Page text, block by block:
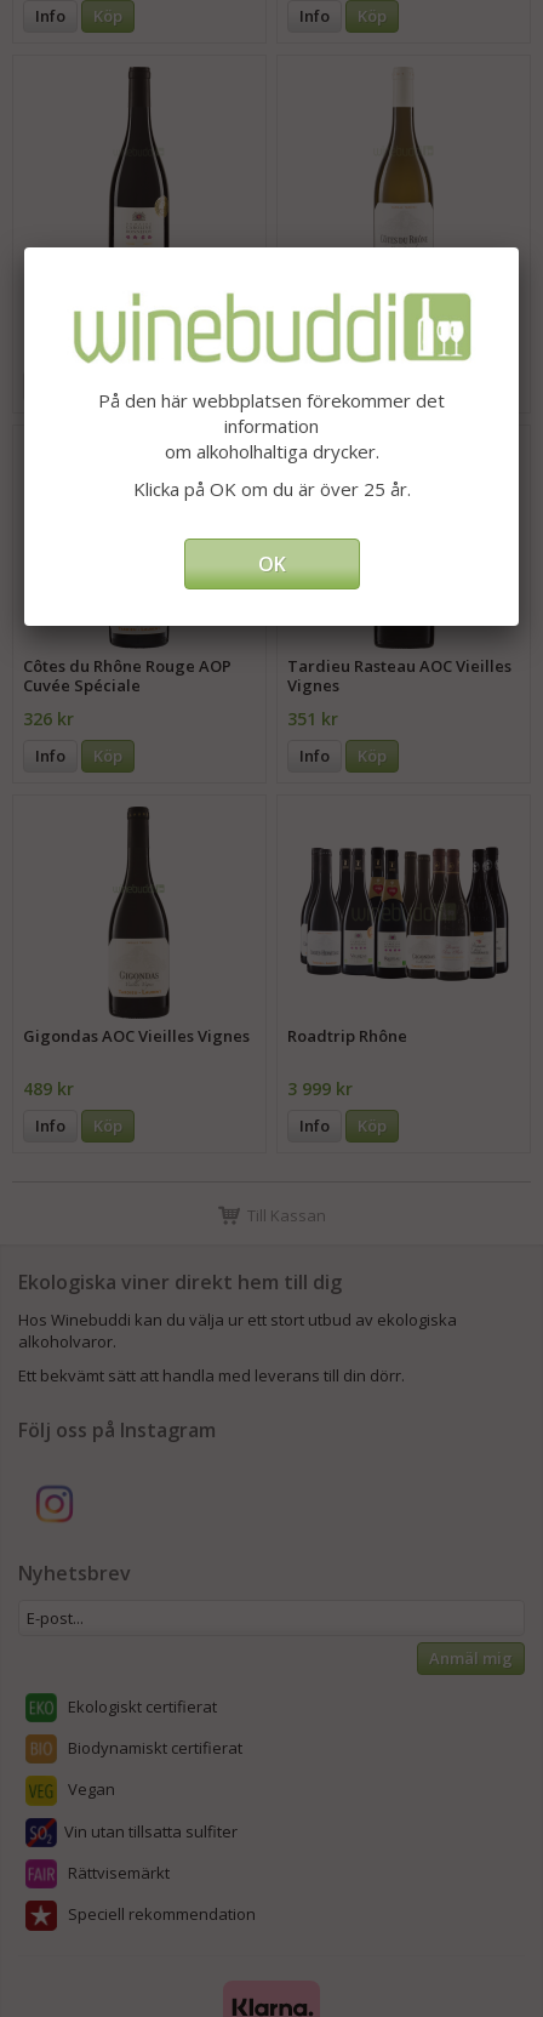
Info Köp Info Köp
Rasteau Rouge AOP Bonnefoy
269 kr
Côtes du Rhône Blanc AOP
Cuvée Speciale Tardieu
316 kr
Côtes du Rhône Rouge AOP
Cuvée Spéciale
326 kr
Info Köp
Tardieu Rasteau AOC Vieilles
Vignes
351 kr
Info Köp
Gigondas AOC Vieilles Vignes
489 kr
Info Köp
Roadtrip Rhône
3 999 kr
Info Köp
Till Kassan
Ekologiska viner direkt hem till dig
Hos Winebuddi kan du välja ur ett stort utbud av ekologiska
alkoholvaror.
Ett bekvämt sätt att handla med leverans till din dörr.
Följ oss på Instagram
Nyhetsbrev
Anmäl mig
Ekologiskt certifierat
Biodynamiskt certifierat
Vegan
Vin utan tillsatta sulfiter
Rättvisemärkt
Speciell rekommendation
På den här webbplatsen förekommer det
information
om alkoholhaltiga drycker.
Klicka på OK om du är över 25 år.
OK